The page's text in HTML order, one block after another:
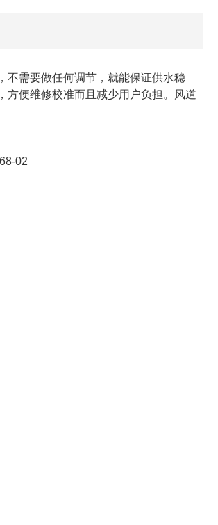
不需要做任何调节，就能保证供水稳
方便维修校准而且减少用户负担。风道
02